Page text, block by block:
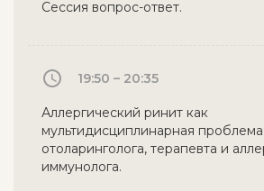
Сессия вопрос-ответ.
19:50 – 20:35
Аллергический ринит как
мультидисциплинарная
отоларинголога, терапевта и
иммунолога.